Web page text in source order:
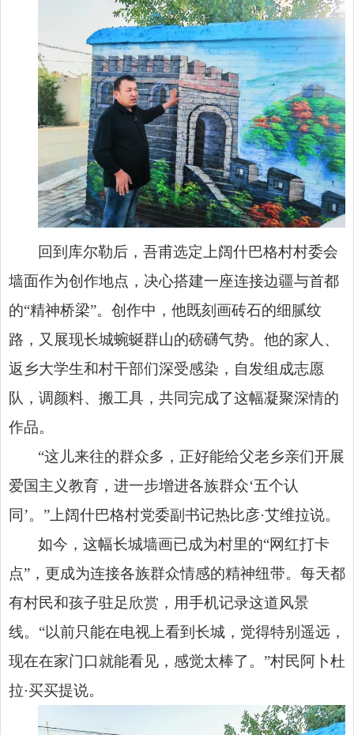
回到库尔勒后，吾甫选定上阔什巴格村村委会
墙面作为创作地点，决心搭建一座连接边疆与首都
的“精神桥梁”。创作中，他既刻画砖石的细腻纹
路，又展现长城蜿蜒群山的磅礴气势。他的家人、
返乡大学生和村干部们深受感染，自发组成志愿
队，调颜料、搬工具，共同完成了这幅凝聚深情的
作品。
“这儿来往的群众多，正好能给父老乡亲们开展
爱国主义教育，进一步增进各族群众‘五个认
同’。”上阔什巴格村党委副书记热比彦·艾维拉说。
如今，这幅长城墙画已成为村里的“网红打卡
点”，更成为连接各族群众情感的精神纽带。每天都
有村民和孩子驻足欣赏，用手机记录这道风景
线。“以前只能在电视上看到长城，觉得特别遥远，
现在在家门口就能看见，感觉太棒了。”村民阿卜杜
拉·买买提说。